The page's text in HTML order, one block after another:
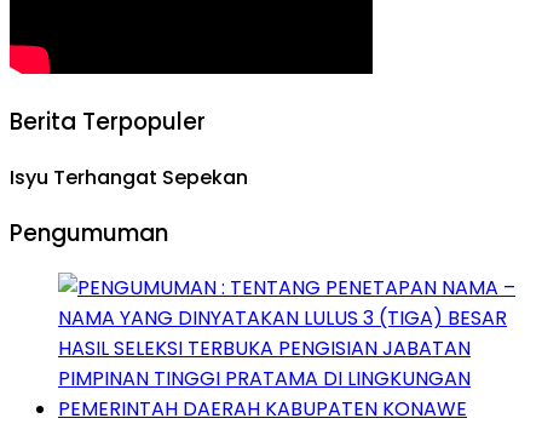
Berita Terpopuler
Isyu Terhangat Sepekan
Pengumuman